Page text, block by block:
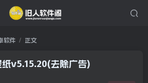
软件 正文
v5.15.20(去除广告)